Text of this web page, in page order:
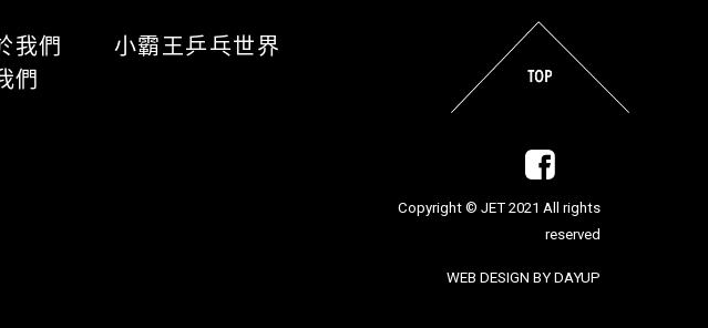
我們
小霸王乒乓世界
們
Copyright © JET 2021 All rights
reserved
WEB DESIGN BY DAYUP